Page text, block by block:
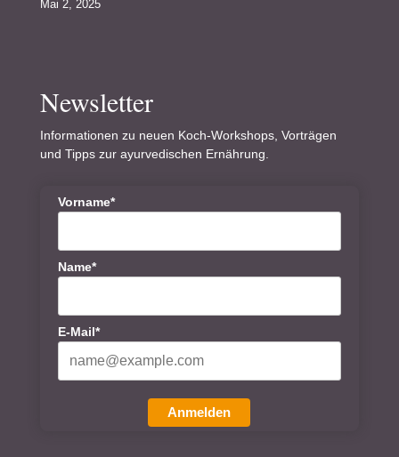
Mai 2, 2025
Newsletter
Informationen zu neuen Koch-Workshops, Vorträgen
und Tipps zur ayurvedischen Ernährung.
Vorname*
Name*
E-Mail*
Anmelden